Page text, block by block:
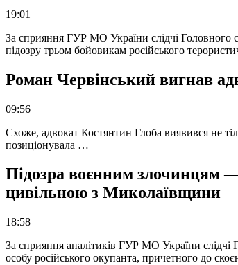
19:01
За сприяння ГУР МО України слідчі Головного
підозру трьом бойовикам російського
Роман Червінський вигнав
09:56
Схоже, адвокат Костянтин Глоба виявився не
позиціонувала …
Підозра воєнним злочинцям —
цивільною з Миколаївщини
18:58
За сприяння аналітиків ГУР МО України слідчі
особу російського окупанта, причетного до